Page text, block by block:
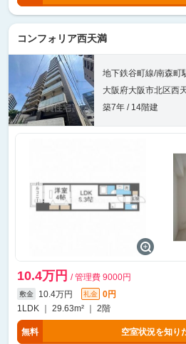
コンフォリア西天満
地下鉄谷町線/南森町
大阪府大阪市北区西
築7年 / 14階建
10.4万円 / 管理費 9000円
敷金 10.4万円 礼金
0円
1LDK ｜ 29.63m² ｜ 2階
無料 空室状況を知り